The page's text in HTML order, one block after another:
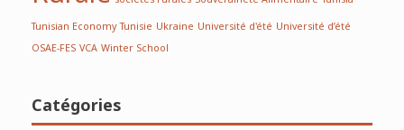
Tunisian EconomyTunisie Ukraine Université d'été Université d’été
OSAE-FESVCAWinter School
Catégories